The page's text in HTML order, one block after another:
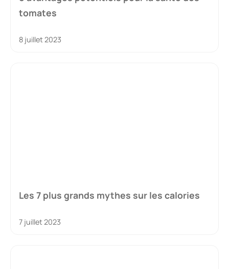
tomates
8 juillet 2023
Les 7 plus grands mythes sur les calories
7 juillet 2023